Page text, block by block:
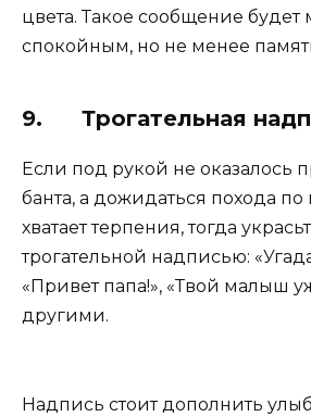
цвета. Такое сообщение
спокойным, но не менее
9. Трогательная
Если под рукой не оказалось
банта, а дожидаться похода
хватает терпения, тогда
трогательной надписью:
«Привет папа!», «Твой малыш
другими.
Надпись стоит дополнить